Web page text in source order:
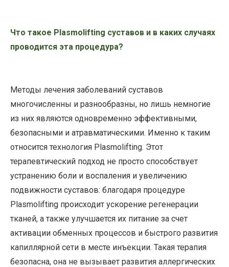
Что такое Plasmolifting суставов и в каких случаях
проводится эта процедура?
Методы лечения заболеваний суставов
многочисленны и разнообразны, но лишь немногие
из них являются одновременно эффективными,
безопасными и атравматическими. Именно к таким
относится технология Plasmolifting. Этот
терапевтический подход не просто способствует
устранению боли и воспаления и увеличению
подвижности суставов: благодаря процедуре
Plasmolifting происходит ускорение регенерации
тканей, а также улучшается их питание за счет
активации обменных процессов и быстрого развития
капиллярной сети в месте инъекции. Такая терапия
безопасна, она не вызывает развития аллергических